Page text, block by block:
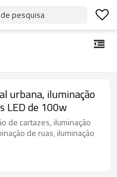
pesquisa
urbana, iluminação
LED de 100w
de cartazes, iluminação
de ruas, iluminação